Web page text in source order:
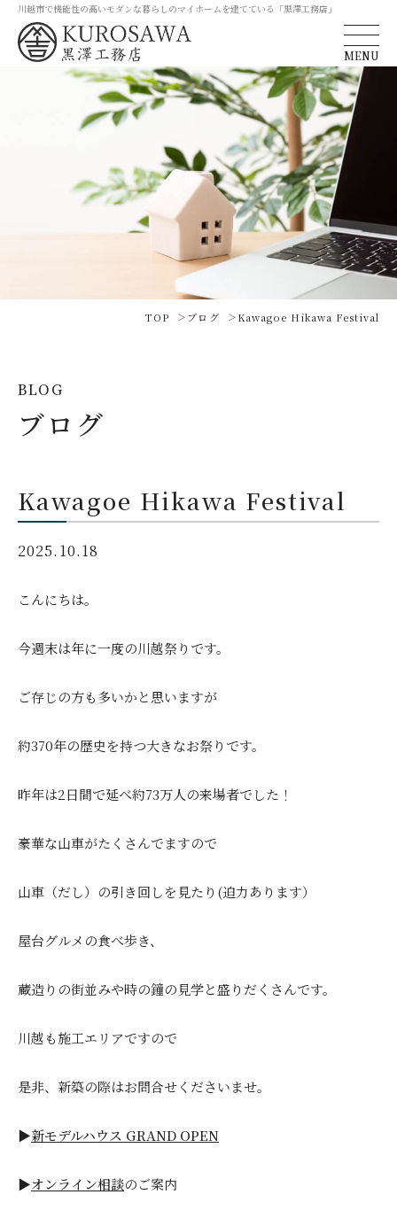
川越市で機能性の高いモダンな暮らしのマイホームを建てている「黒澤工務店」
MENU
TOP ブログ Kawagoe Hikawa Festival
BLOG
ブログ
Kawagoe Hikawa Festival
2025.10.18
こんにちは。
今週末は年に一度の川越祭りです。
ご存じの方も多いかと思いますが
約370年の歴史を持つ大きなお祭りです。
昨年は2日間で延べ約73万人の来場者でした！
豪華な山車がたくさんでますので
山車（だし）の引き回しを見たり(迫力あります）
屋台グルメの食べ歩き、
蔵造りの街並みや時の鐘の見学と盛りだくさんです。
川越も施工エリアですので
是非、新築の際はお問合せくださいませ。
▶新モデルハウス GRAND OPEN
▶オンライン相談のご案内